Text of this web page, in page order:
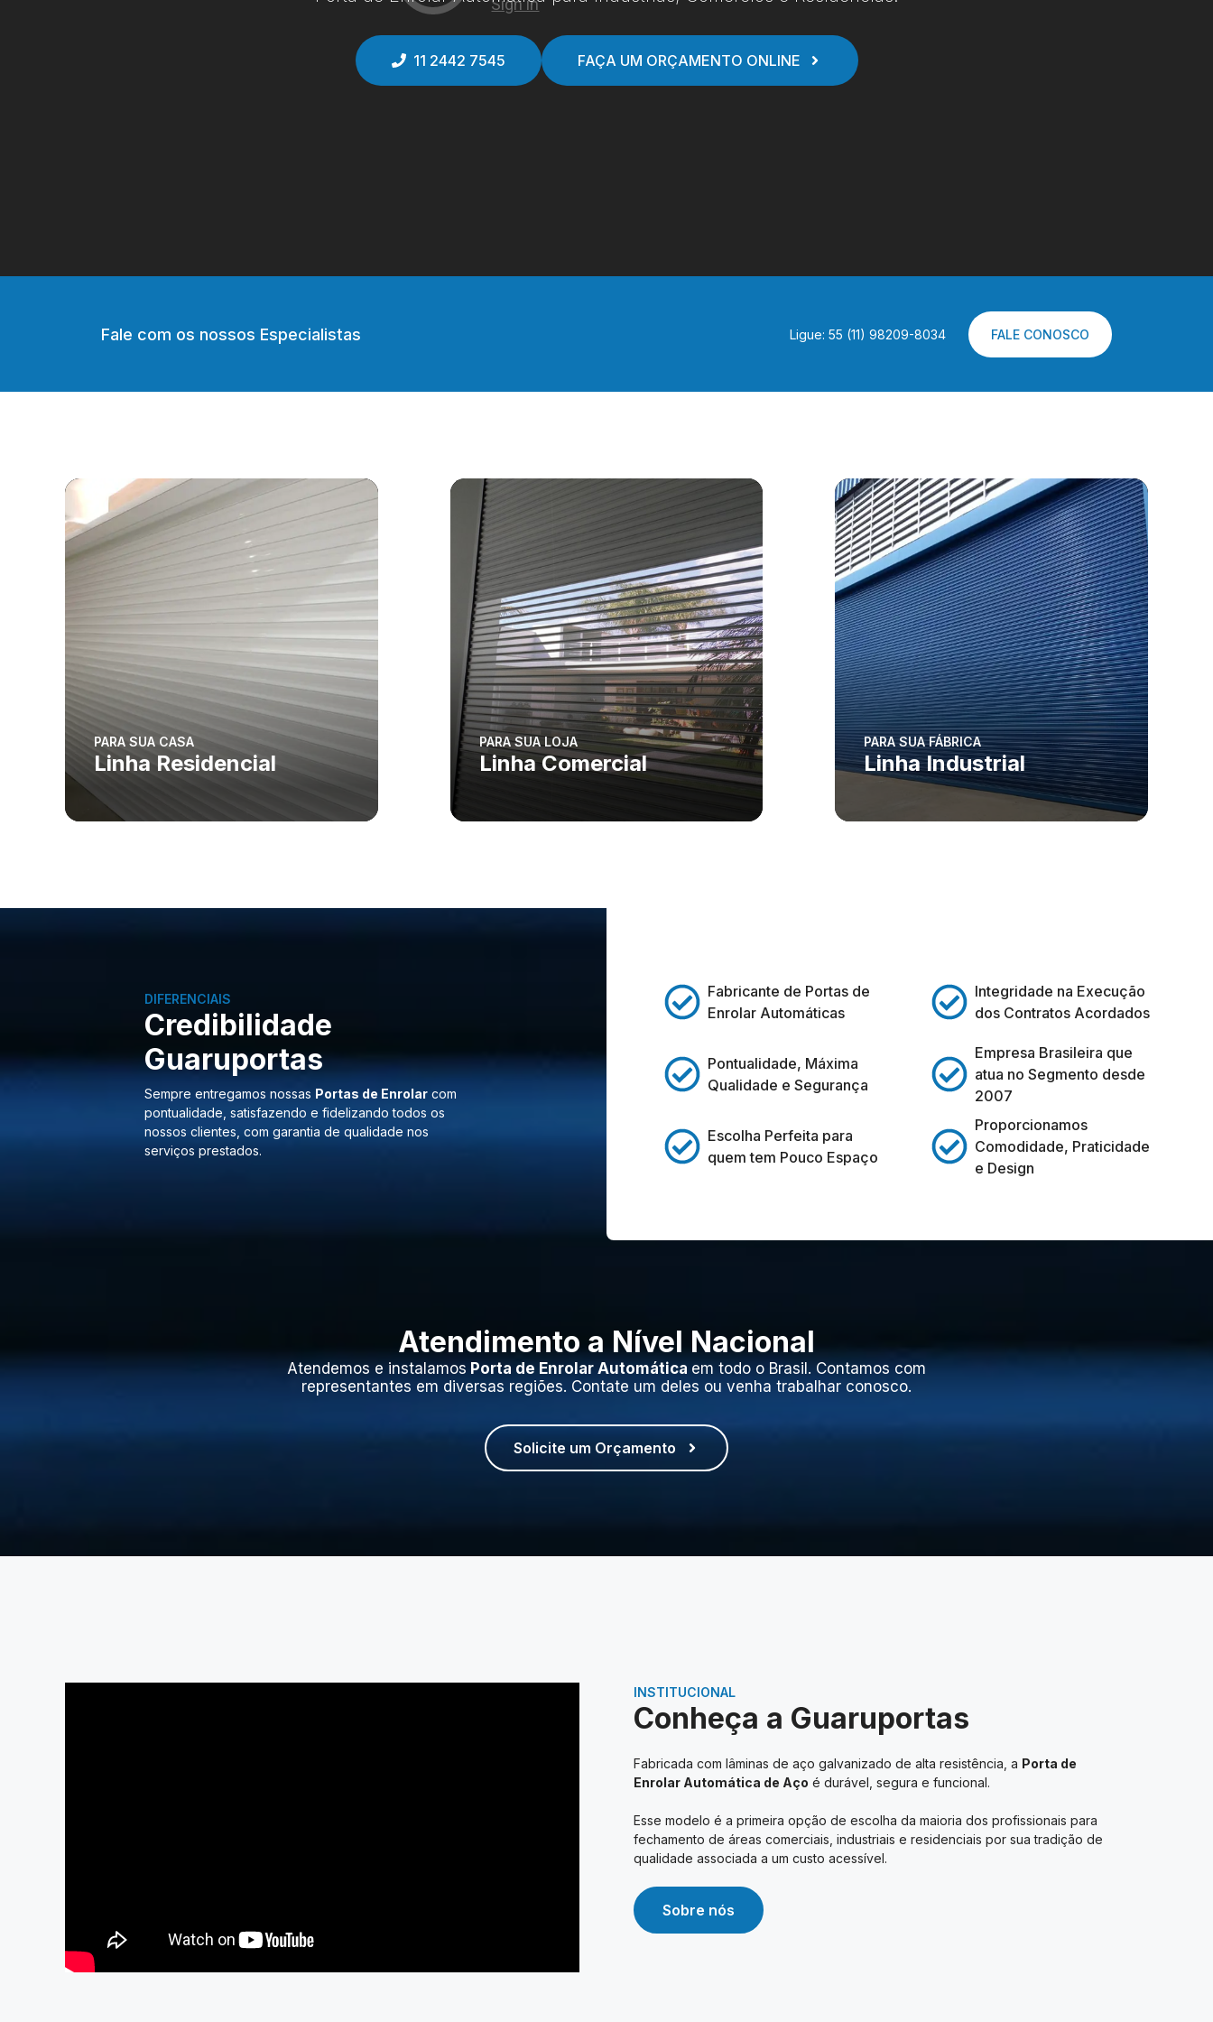
11 2442 7545 FAÇA UM ORÇAMENTO ONLINE
Fale com os nossos Especialistas Ligue: 55 (11) 98209-8034 FALE CONOSCO
PARA SUA CASA
Linha Residencial
PARA SUA LOJA
Linha Comercial
PARA SUA FÁBRICA
Linha Industrial
DIFERENCIAIS
Credibilidade
Guaruportas
Sempre entregamos nossas Portas de Enrolar com
pontualidade, satisfazendo e fidelizando todos os
nossos clientes, com garantia de qualidade nos
serviços prestados.
Fabricante de Portas de
Enrolar Automáticas
Pontualidade, Máxima
Qualidade e Segurança
Escolha Perfeita para
quem tem Pouco Espaço
Integridade na Execução
dos Contratos Acordados
Empresa Brasileira que
atua no Segmento desde
2007
Proporcionamos
Comodidade, Praticidade
e Design
Atendimento a Nível Nacional
Atendemos e instalamos Porta de Enrolar Automática em todo o Brasil. Contamos com
representantes em diversas regiões. Contate um deles ou venha trabalhar conosco.
Solicite um Orçamento
INSTITUCIONAL
Conheça a Guaruportas
Fabricada com lâminas de aço galvanizado de alta resistência, a Porta de
Enrolar Automática de Aço é durável, segura e funcional.
Esse modelo é a primeira opção de escolha da maioria dos profissionais para
fechamento de áreas comerciais, industriais e residenciais por sua tradição de
qualidade associada a um custo acessível.
Sobre nós